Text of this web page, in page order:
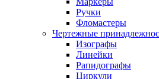
Ручки
Фломастеры
Чертежные
Изографы
Линейки
Рапидографы
Циркули